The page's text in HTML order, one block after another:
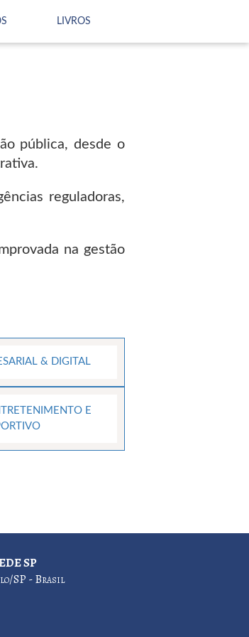
LIVROS
pública, desde o
reguladoras,
na gestão
& DIGITAL
E
SP
SP - Brasil